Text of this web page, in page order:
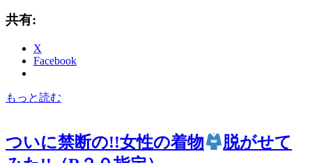
共有:
X
Facebook
もっと読む
ついに禁断の!!女性の着物
脱がせて